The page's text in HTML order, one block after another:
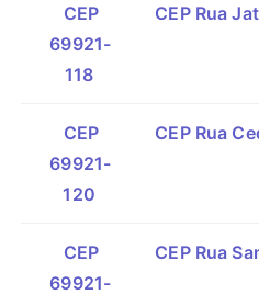
CEP
69921-
118
CEP Rua
CEP
69921-
120
CEP Rua
CEP
69921-
CEP Rua